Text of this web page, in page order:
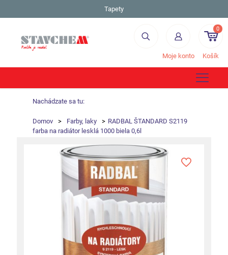
Tapety
Moje konto
0
Košík
Nachádzate sa tu:
Domov > Farby, laky > RADBAL ŠTANDARD S2119
farba na radiátor lesklá 1000 biela 0,6l